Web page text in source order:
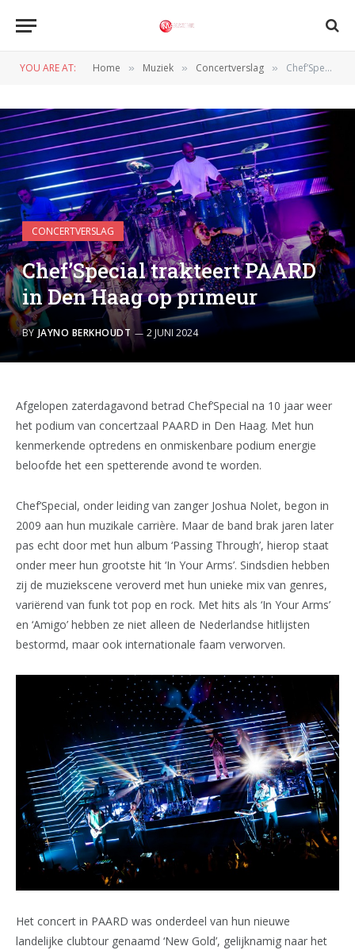
YOU ARE AT: Home » Muziek » Concertverslag » Chef’Special trakteert PAARD in Den Haag op primeur
CONCERTVERSLAG
Chef’Special trakteert PAARD
in Den Haag op primeur
BY JAYNO BERKHOUDT 2 JUNI 2024
Afgelopen zaterdagavond betrad Chef’Special na 10 jaar weer
het podium van concertzaal PAARD in Den Haag. Met hun
kenmerkende optredens en onmiskenbare podium energie
beloofde het een spetterende avond te worden.
Chef’Special, onder leiding van zanger Joshua Nolet, begon in
2009 aan hun muzikale carrière. Maar de band brak jaren later
pas echt door met hun album ‘Passing Through’, hierop staat
onder meer hun grootste hit ‘In Your Arms’. Sindsdien hebben
zij de muziekscene veroverd met hun unieke mix van genres,
variërend van funk tot pop en rock. Met hits als ‘In Your Arms’
en ‘Amigo’ hebben ze niet alleen de Nederlandse hitlijsten
bestormd, maar ook internationale faam verworven.
Het concert in PAARD was onderdeel van hun nieuwe
landelijke clubtour genaamd ‘New Gold’, gelijknamig naar het